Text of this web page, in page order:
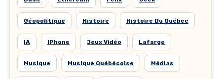
Géopolitique Histoire Histoire Du Québec
IA IPhone Jeux Vidéo Lafarge
Musique Musique Québécoise Médias